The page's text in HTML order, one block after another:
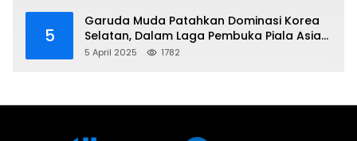
5
Garuda Muda Patahkan Dominasi Korea
Selatan, Dalam Laga Pembuka Piala Asia
2025 U-17
5 April 2025 1782